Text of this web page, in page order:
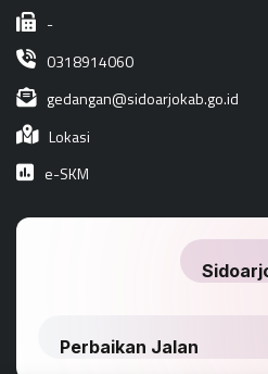
-
0318914060
gedangan@sidoarjokab.go.id
Lokasi
e-SKM